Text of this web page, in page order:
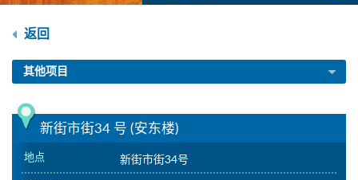
返回
其他项目
新街市街34 号 (安东楼)
地点 新街市街34号